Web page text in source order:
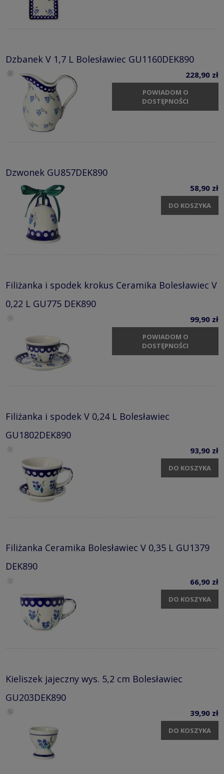
Dzbanek V 1,7 L Bolesławiec GU1160DEK890
228,90 zł
POWIADOM O
DOSTĘPNOŚCI
Dzwonek GU857DEK890
58,90 zł
DO KOSZYKA
Filiżanka i spodek krokus Ceramika Bolesławiec V
0,22 L GU775 DEK890
99,90 zł
POWIADOM O
DOSTĘPNOŚCI
Filiżanka i spodek V 0,24 L Bolesławiec
GU1802DEK890
93,90 zł
DO KOSZYKA
Filiżanka Ceramika Bolesławiec V 0,35 L GU1379
DEK890
66,90 zł
DO KOSZYKA
Kieliszek jajeczny wys. 5,2 cm Bolesławiec
GU203DEK890
39,90 zł
DO KOSZYKA